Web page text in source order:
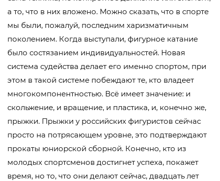
а то, что в них вложено. Можно сказать, что в спорте
мы были, пожалуй, последним харизматичным
поколением. Когда выступали, фигурное катание
было состязанием индивидуальностей. Новая
система судейства делает его именно спортом, при
этом в такой системе побеждают те, кто владеет
многокомпонентностью. Всё имеет значение: и
скольжение, и вращение, и пластика, и, конечно же,
прыжки. Прыжки у российских фигуристов сейчас
просто на потрясающем уровне, это подтверждают
прокаты юниорской сборной. Конечно, кто из
молодых спортсменов достигнет успеха, покажет
время, но то, что они делают сейчас, двадцать лет